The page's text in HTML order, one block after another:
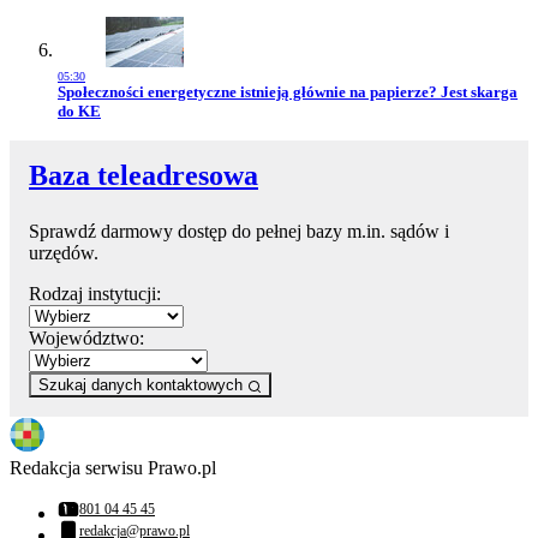
05:30
Przejdź do artykułu:
Społeczności energetyczne istnieją głównie na papierze? Jest skarga
do KE
Baza teleadresowa
Sprawdź darmowy dostęp do pełnej bazy m.in. sądów i
urzędów.
Rodzaj instytucji:
Województwo:
Szukaj danych kontaktowych
Redakcja serwisu Prawo.pl
Numer telefonu:
801 04 45 45
redakcja@prawo.pl